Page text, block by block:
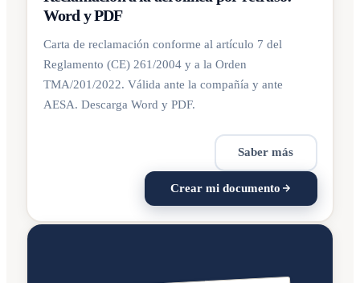
Word y PDF
Carta de reclamación conforme al artículo 7 del
Reglamento (CE) 261/2004 y a la Orden
TMA/201/2022. Válida ante la compañía y ante
AESA. Descarga Word y PDF.
Saber más
Crear mi documento